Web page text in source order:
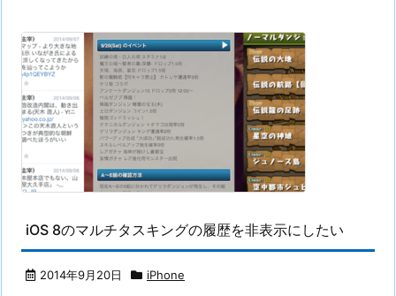
iOS 8のマルチタスキングの履歴を非表示にしたい
2014年9月20日 iPhone